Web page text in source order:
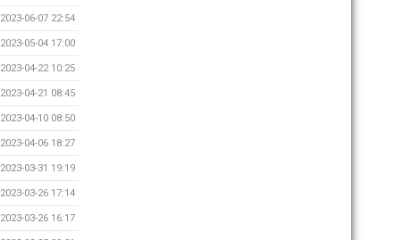
2023-06-07 22:54
2023-05-04 17:00
2023-04-22 10:25
2023-04-21 08:45
2023-04-10 08:50
2023-04-06 18:27
2023-03-31 19:19
2023-03-26 17:14
2023-03-26 16:17